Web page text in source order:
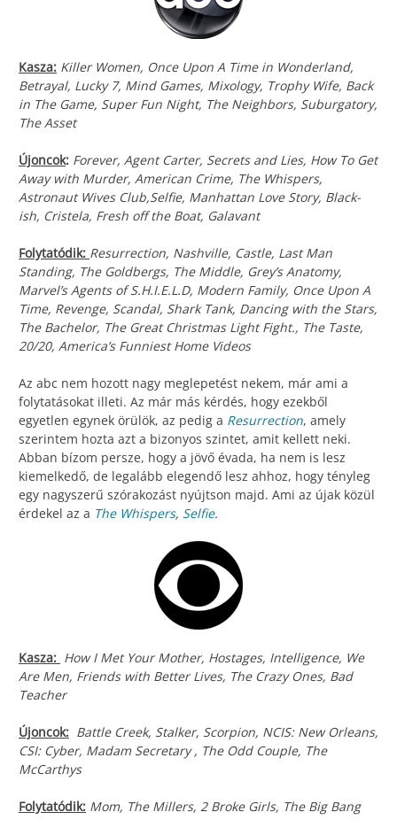
Kasza: Killer Women, Once Upon A Time in Wonderland,
Betrayal, Lucky 7, Mind Games, Mixology, Trophy Wife, Back
in The Game, Super Fun Night, The Neighbors, Suburgatory,
The Asset
Újoncok: Forever, Agent Carter, Secrets and Lies, How To Get
Away with Murder, American Crime, The Whispers,
Astronaut Wives Club,Selfie, Manhattan Love Story, Black-
ish, Cristela, Fresh off the Boat, Galavant
Folytatódik: Resurrection, Nashville, Castle, Last Man
Standing, The Goldbergs, The Middle, Grey’s Anatomy,
Marvel’s Agents of S.H.I.E.L.D, Modern Family, Once Upon A
Time, Revenge, Scandal, Shark Tank, Dancing with the Stars,
The Bachelor, The Great Christmas Light Fight., The Taste,
20/20, America’s Funniest Home Videos
Az abc nem hozott nagy meglepetést nekem, már ami a
folytatásokat illeti. Az már más kérdés, hogy ezekből
egyetlen egynek örülök, az pedig a Resurrection, amely
szerintem hozta azt a bizonyos szintet, amit kellett neki.
Abban bízom persze, hogy a jövő évada, ha nem is lesz
kiemelkedő, de legalább elegendő lesz ahhoz, hogy tényleg
egy nagyszerű szórakozást nyújtson majd. Ami az újak közül
érdekel az a The Whispers, Selfie.
Kasza: How I Met Your Mother, Hostages, Intelligence, We
Are Men, Friends with Better Lives, The Crazy Ones, Bad
Teacher
Újoncok: Battle Creek, Stalker, Scorpion, NCIS: New Orleans,
CSI: Cyber, Madam Secretary , The Odd Couple, The
McCarthys
Folytatódik: Mom, The Millers, 2 Broke Girls, The Big Bang